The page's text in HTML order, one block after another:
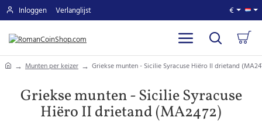
Inloggen Verlanglijst €
homeMunten per keizer Griekse munten - Sicilie Syracuse Hiëro II drietand
Griekse munten - Sicilie Syracuse
Hiëro II drietand (MA2472)